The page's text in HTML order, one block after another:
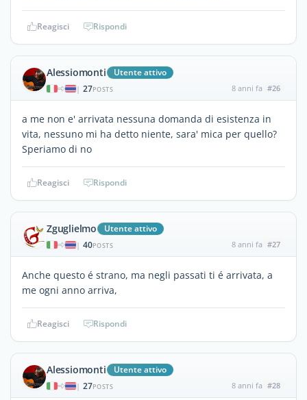
Reagisci Rispondi
Alessiomonti Utente attivo
| 27POSTS 8 anni fa #26
a me non e' arrivata nessuna domanda di esistenza in
vita, nessuno mi ha detto niente, sara' mica per quello?
Speriamo di no
Reagisci Rispondi
Zguglielmo Utente attivo
| 40POSTS 8 anni fa #27
Anche questo é strano, ma negli passati ti é arrivata, a
me ogni anno arriva,
Reagisci Rispondi
Alessiomonti Utente attivo
| 27POSTS 8 anni fa #28